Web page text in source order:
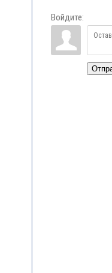
Войдите: